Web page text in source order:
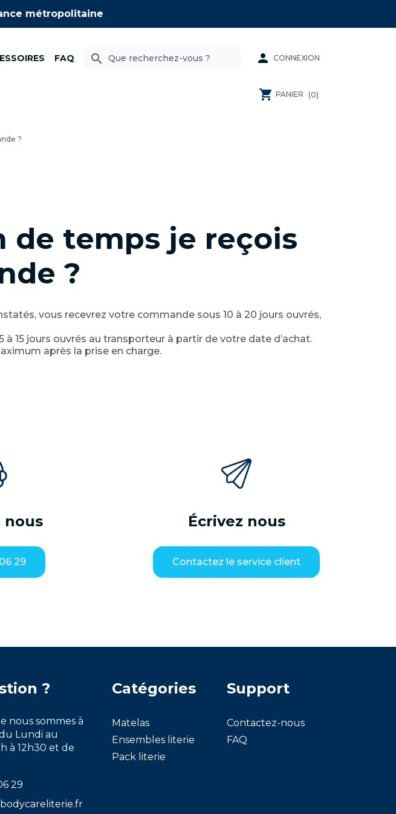
métropolitaine
FAQ search  CONNEXION
shopping_cart PANIER (0)
?
de temps je reçois
?
vous recevrez votre commande sous 10 à 20 jours ouvrés,
15 jours ouvrés au transporteur à partir de votre date d’achat.
après la prise en charge.
nous
29
Écrivez nous
Contactez le service client
?
nous sommes à
Lundi au
à 12h30 et de
29
Catégories
Matelas
Ensembles literie
Pack literie
Support
Contactez-nous
FAQ